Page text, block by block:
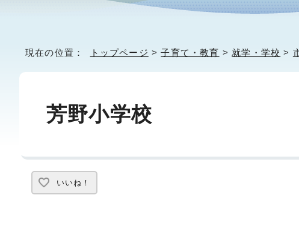
現在の位置： トップページ >子育て・教育 >就学・学校 >
芳野小学校
いいね！